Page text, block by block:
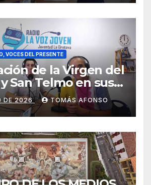
VOCES DEL PRESENTE
de la Virgen del
San Telmo en sus
DE 2026 TOMÁS AFONSO